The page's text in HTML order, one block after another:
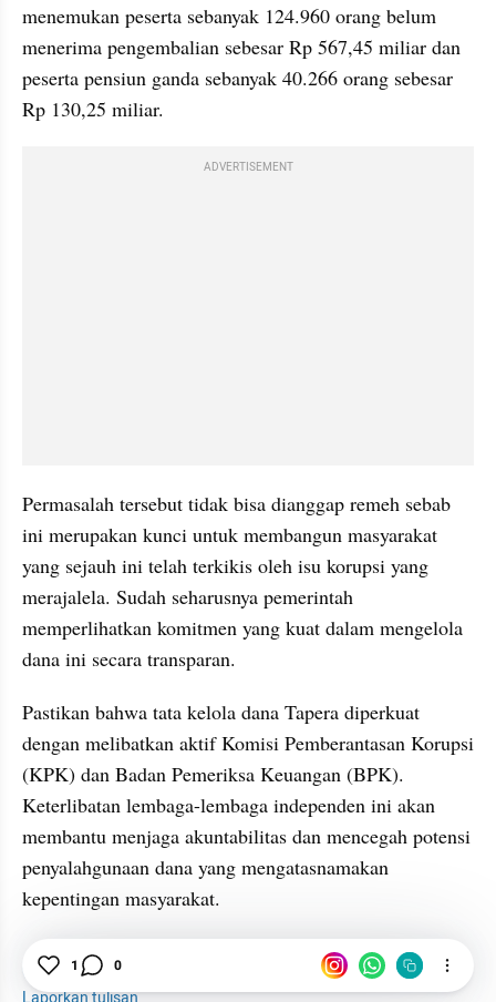
menemukan peserta sebanyak 124.960 orang belum
menerima pengembalian sebesar Rp 567,45 miliar dan
peserta pensiun ganda sebanyak 40.266 orang sebesar
Rp 130,25 miliar.
ADVERTISEMENT
Permasalah tersebut tidak bisa dianggap remeh sebab
ini merupakan kunci untuk membangun masyarakat
yang sejauh ini telah terkikis oleh isu korupsi yang
merajalela. Sudah seharusnya pemerintah
memperlihatkan komitmen yang kuat dalam mengelola
dana ini secara transparan.
Pastikan bahwa tata kelola dana Tapera diperkuat
dengan melibatkan aktif Komisi Pemberantasan Korupsi
(KPK) dan Badan Pemeriksa Keuangan (BPK).
Keterlibatan lembaga-lembaga independen ini akan
membantu menjaga akuntabilitas dan mencegah potensi
penyalahgunaan dana yang mengatasnamakan
kepentingan masyarakat.
Tapera
1 0